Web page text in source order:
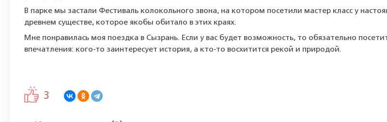
В парке мы застали Фестиваль колокольного звона, на котором посетили мастер класс у
древнем существе, которое якобы обитало в этих краях.
Мне понравилась моя поездка в Сызрань. Если у вас будет возможность, то обязательно
впечатления: кого-то заинтересует история, а кто-то восхитится рекой и природой.
3